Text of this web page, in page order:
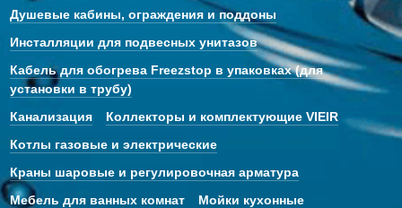
Душевые кабины, ограждения и поддоны
Инсталляции для подвесных унитазов
Кабель для обогрева Freezstop в упаковках (для
установки в трубу)
Канализация
Коллекторы и комплектующие VIEIR
Котлы газовые и электрические
Краны шаровые и регулировочная арматура
Мебель для ванных комнат
Мойки кухонные